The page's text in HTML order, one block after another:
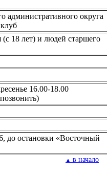
административного округа
18 лет) и людей старшего
16.00-18.00
до остановки «Восточный
▲ в начало